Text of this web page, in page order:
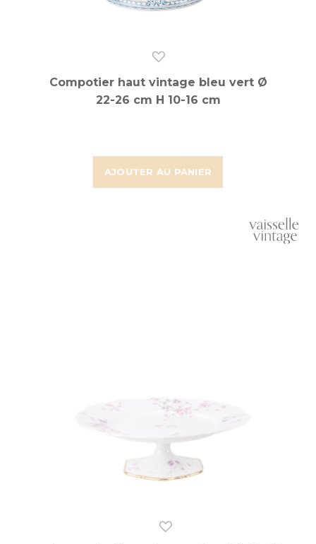
AJOUTER AU PANIER
Compotier haut vintage bleu vert Ø
22-26 cm H 10-16 cm